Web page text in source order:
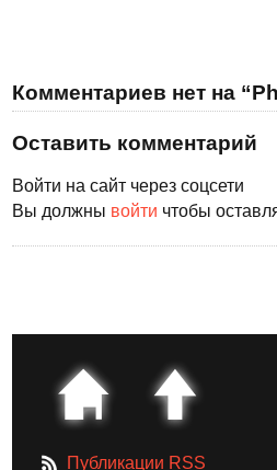
Комментариев нет на
Оставить комментарий
Войти на сайт через соцсети
Вы должны войти чтобы
Публикации RSS